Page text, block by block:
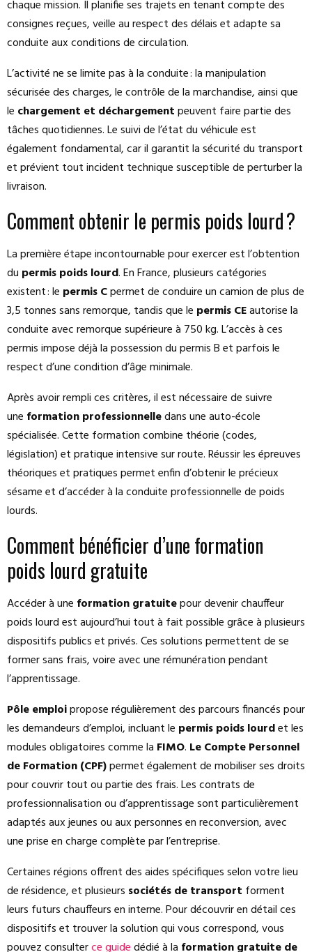
chaque mission. Il planifie ses trajets en tenant compte des
consignes reçues, veille au respect des délais et adapte sa
conduite aux conditions de circulation.
L’activité ne se limite pas à la conduite : la manipulation
sécurisée des charges, le contrôle de la marchandise, ainsi que
le chargement et déchargementpeuvent faire partie des
tâches quotidiennes. Le suivi de l’état du véhicule est
également fondamental, car il garantit la sécurité du transport
et prévient tout incident technique susceptible de perturber la
livraison.
Comment obtenir le permis poids lourd ?
La première étape incontournable pour exercer est l’obtention
du permis poids lourd. En France, plusieurs catégories
existent : le permis Cpermet de conduire un camion de plus de
3,5 tonnes sans remorque, tandis que le permis CEautorise la
conduite avec remorque supérieure à 750 kg. L’accès à ces
permis impose déjà la possession du permis B et parfois le
respect d’une condition d’âge minimale.
Après avoir rempli ces critères, il est nécessaire de suivre
une formation professionnelledans une auto-école
spécialisée. Cette formation combine théorie (codes,
législation) et pratique intensive sur route. Réussir les épreuves
théoriques et pratiques permet enfin d’obtenir le précieux
sésame et d’accéder à la conduite professionnelle de poids
lourds.
Comment bénéficier d’une formation
poids lourd gratuite
Accéder à une formation gratuitepour devenir chauffeur
poids lourd est aujourd’hui tout à fait possible grâce à plusieurs
dispositifs publics et privés. Ces solutions permettent de se
former sans frais, voire avec une rémunération pendant
l’apprentissage.
Pôle emploipropose régulièrement des parcours financés pour
les demandeurs d’emploi, incluant le permis poids lourdet les
modules obligatoires comme la FIMO. Le Compte Personnel
de Formation (CPF)permet également de mobiliser ses droits
pour couvrir tout ou partie des frais. Les contrats de
professionnalisation ou d’apprentissage sont particulièrement
adaptés aux jeunes ou aux personnes en reconversion, avec
une prise en charge complète par l’entreprise.
Certaines régions offrent des aides spécifiques selon votre lieu
de résidence, et plusieurs sociétés de transport forment
leurs futurs chauffeurs en interne. Pour découvrir en détail ces
dispositifs et trouver la solution qui vous correspond, vous
pouvez consulterce guidedédié à la formation gratuite de